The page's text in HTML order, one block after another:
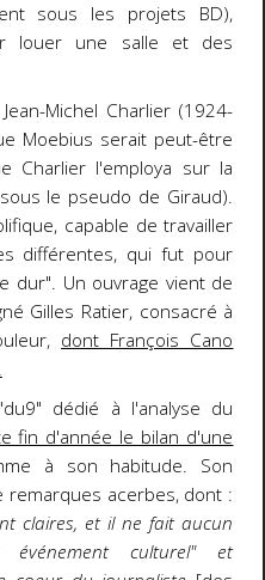
sous les projets BD),
louer une salle et des
Michel Charlier (1924-
Moebius serait peut-être
Charlier l'employa sur la
le pseudo de Giraud).
capable de travailler
différentes, qui fut pour
dur". Un ouvrage vient de
Gilles Ratier, consacré à
dont François Cano
.
dédié à l'analyse du
fin d'année le bilan d'une
à son habitude. Son
acerbes, dont :
claires, et il ne fait aucun
culturel" et